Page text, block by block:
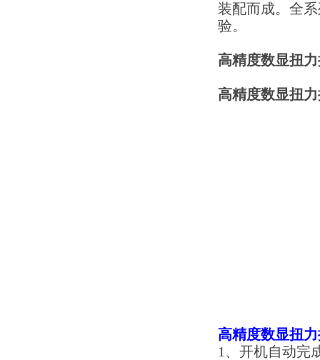
装配而成。全
验。
高精度数显扭
高精度数显扭
高精度数显扭
1、开机自动完